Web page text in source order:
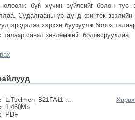
буй хүчин зүйлсийг болон тус
Судалгааны үр дүнд финтек
эрсдэлээ хэрхэн бууруулж болох
талаар санал зөвлөмжийг боловсрууллаа.
L.Tselmen_B21FA11 ...
1.480Mb
PDF